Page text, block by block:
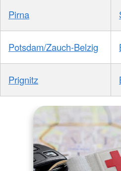
Pirna
Potsdam/Zauch-Belzig
Prignitz